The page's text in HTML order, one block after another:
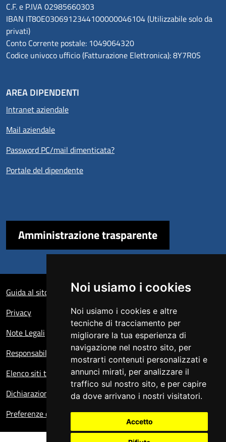
Noi usiamo i cookies
Noi usiamo i cookies e altre
tecniche di tracciamento per
migliorare la tua esperienza di
navigazione nel nostro sito, per
mostrarti contenuti personalizzati e
annunci mirati, per analizzare il
traffico sul nostro sito, e per capire
da dove arrivano i nostri visitatori.
Accetto
C.F. e P.IVA 02985660303
IBAN IT80E0306912344100000046104 (Utilizzabile solo da
privati)
Conto Corrente postale: 1049064320
Codice univoco ufficio (Fatturazione Elettronica): 8Y7R0S
AREA DIPENDENTI
Intranet aziendale
Mail aziendale
Password PC/mail dimenticata?
Portale del dipendente
Amministrazione trasparente
Guida al sito
Privacy
Note Legali
Responsabile del sito
Elenco siti tematici
Dichiarazione di accessibilità
Preferenze cookie